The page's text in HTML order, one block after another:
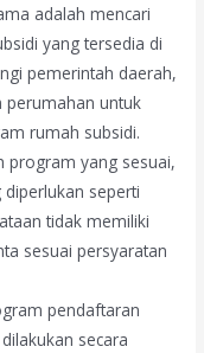
adalah mencari
yang tersedia di
pemerintah daerah,
perumahan untuk
rumah subsidi.
program yang sesuai,
seperti
tidak memiliki
sesuai persyaratan
pendaftaran
secara